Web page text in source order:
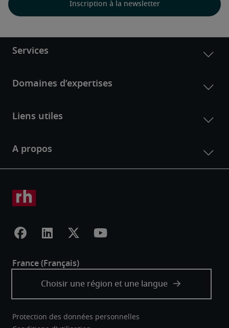
Inscription à la newsletter
Protection des données personnelles